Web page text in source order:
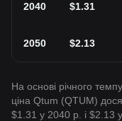
2040 $1.31
2050 $2.13
На основі річного
ціна Qtum (QTUM)
$1.31 у 2040 р. і $2.13